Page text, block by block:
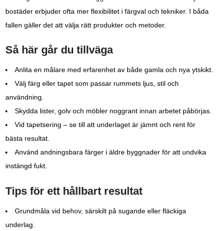
bostäder erbjuder ofta mer flexibilitet i färgval och tekniker. I båda
fallen gäller det att välja rätt produkter och metoder.
Så här går du tillväga
Anlita en målare med erfarenhet av både gamla och nya ytskikt.
Välj färg eller tapet som passar rummets ljus, stil och
användning.
Skydda lister, golv och möbler noggrant innan arbetet påbörjas.
Vid tapetsering – se till att underlaget är jämnt och rent för
bästa resultat.
Använd andningsbara färger i äldre byggnader för att undvika
instängd fukt.
Tips för ett hållbart resultat
Grundmåla vid behov, särskilt på sugande eller fläckiga
underlag.